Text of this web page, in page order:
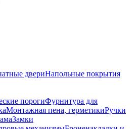
двериНапольные покрытия
порогиФурнитура для
Монтажная пена, герметикиРучки
Замки